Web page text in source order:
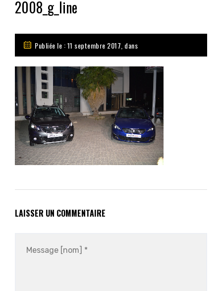
2008_g_line
Publiée le : 11 septembre 2017, dans
LAISSER UN COMMENTAIRE